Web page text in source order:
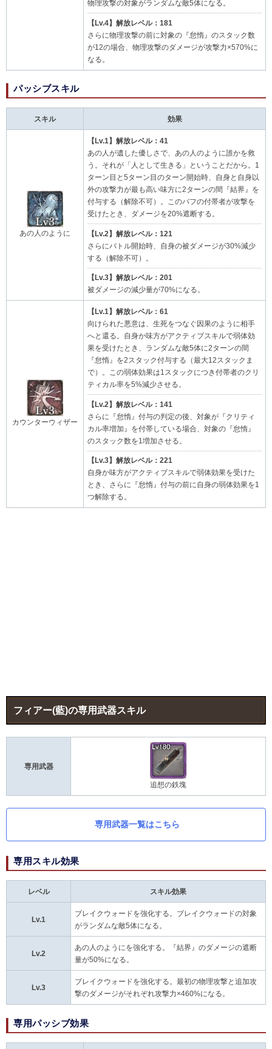
物理攻撃の対象がランダムな敵5体になる。
【Lv.4】解放レベル：181
さらに物理攻撃の前に対象の『怠惰』のスタック数
が12の場合、物理攻撃のダメージが攻撃力×570%に
なる。
パッシブスキル
スキル 効果
あの人のように
【Lv.1】解放レベル：41
あの人が遺した優しさで、あの人のように誰かを救
う。それが「人として生きる」ということだから。1
ターン目と5ターン目のターン開始時、自身と自身以
外の攻撃力が最も高い味方に2ターンの間『結界』を
付与する（解除不可）。このバフの付帯者が攻撃を
受けたとき、ダメージを20%遮断する。
【Lv.2】解放レベル：121
さらにバトル開始時、自身の被ダメージが30%減少
する（解除不可）。
【Lv.3】解放レベル：201
被ダメージの減少量が70%になる。
カウンターウィザー
【Lv.1】解放レベル：61
向けられた悪意は、生死をつなぐ因果のように相手
へと還る。自身か味方がアクティブスキルで弱体効
果を受けたとき、ランダムな敵5体に2ターンの間
『怠惰』を2スタック付与する（最大12スタックま
で）。この弱体効果は1スタックにつき付帯者のクリ
ティカル率を5%減少させる。
【Lv.2】解放レベル：141
さらに『怠惰』付与の判定の後、対象が『クリティ
カル率増加』を付帯している場合、対象の『怠惰』
のスタック数を1増加させる。
【Lv.3】解放レベル：221
自身か味方がアクティブスキルで弱体効果を受けた
とき、さらに『怠惰』付与の前に自身の弱体効果を1
つ解除する。
フィアー(藍)の専用武器スキル
専用武器
追想の鉄塊
専用武器一覧はこちら
専用スキル効果
レベル スキル効果
Lv.1
ブレイクウォードを強化する。ブレイクウォードの対象
がランダムな敵5体になる。
Lv.2
あの人のようにを強化する。『結界』のダメージの遮断
量が50%になる。
Lv.3
ブレイクウォードを強化する。最初の物理攻撃と追加攻
撃のダメージがそれぞれ攻撃力×460%になる。
専用パッシブ効果